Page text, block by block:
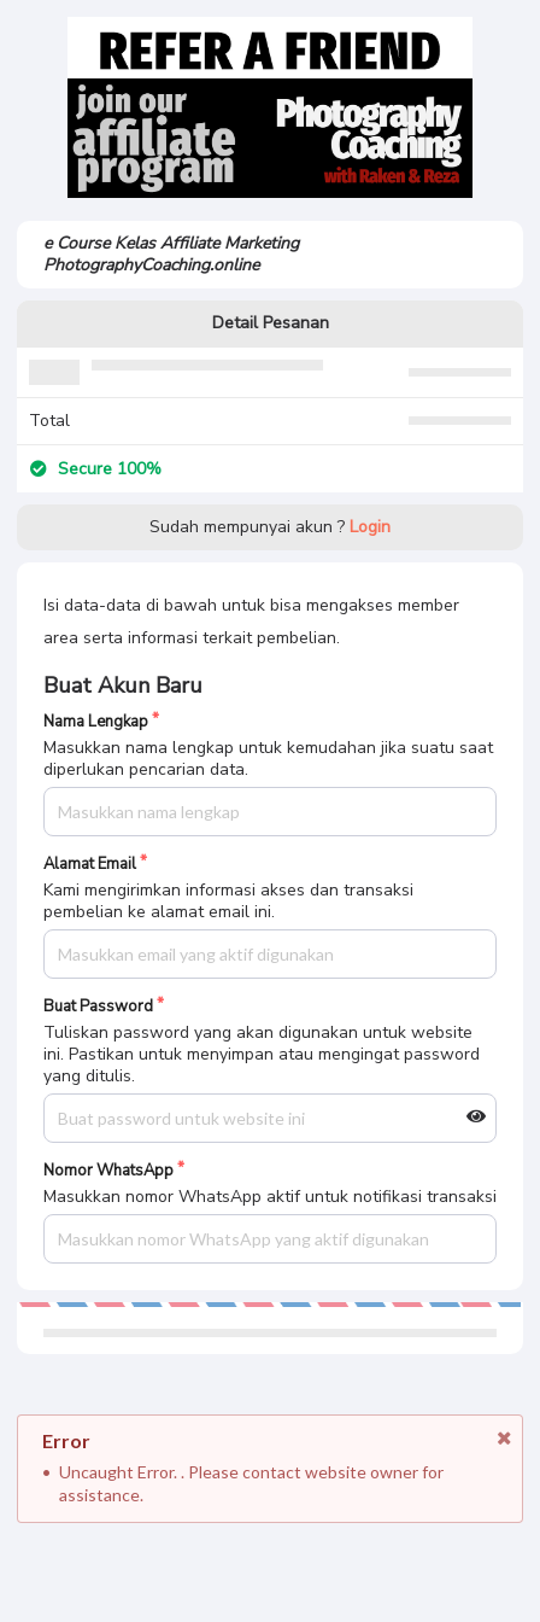
e Course Kelas Affiliate Marketing
PhotographyCoaching.online
Detail Pesanan
Total
Secure 100%
Sudah mempunyai akun ? Login
Isi data-data di bawah untuk bisa mengakses member
area serta informasi terkait pembelian.
Buat Akun Baru
Nama Lengkap
Masukkan nama lengkap untuk kemudahan jika suatu saat
diperlukan pencarian data.
Alamat Email
Kami mengirimkan informasi akses dan transaksi
pembelian ke alamat email ini.
Buat Password
Tuliskan password yang akan digunakan untuk website
ini. Pastikan untuk menyimpan atau mengingat password
yang ditulis.
Nomor WhatsApp
Masukkan nomor WhatsApp aktif untuk notifikasi transaksi
Error
Uncaught Error. . Please contact website owner for
assistance.